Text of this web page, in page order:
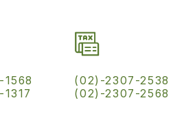
(02)-2307-2538
(02)-2307-2568